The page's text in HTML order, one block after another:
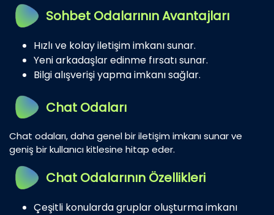
Sohbet Odalarının Avantajları
Hızlı ve kolay iletişim imkanı sunar.
Yeni arkadaşlar edinme fırsatı sunar.
Bilgi alışverişi yapma imkanı sağlar.
Chat Odaları
Chat odaları, daha genel bir iletişim imkanı sunar ve
geniş bir kullanıcı kitlesine hitap eder.
Chat Odalarının Özellikleri
Çeşitli konularda gruplar oluşturma imkanı